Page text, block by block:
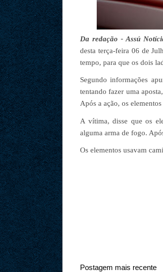
Da redação - Assú
desta terça-feira 06 de
tempo, para que os dois
Segundo informações
tentando fazer uma
Após a ação, os
A vítima, disse que os
alguma arma de fogo.
Os elementos usavam
Postagem mais recente